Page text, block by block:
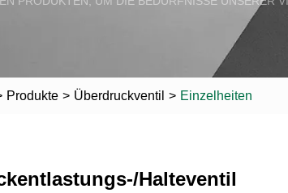
Produkte > Überdruckventil > Einzelheiten
Halteventil